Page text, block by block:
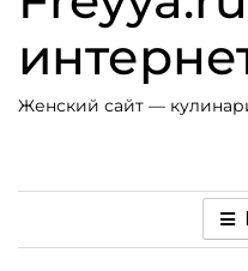
Женский сайт —